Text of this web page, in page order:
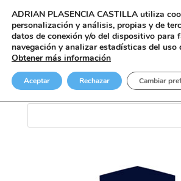
Blog Classic
ADRIAN PLASENCIA CASTILLA utiliza
personalización y análisis, propias y de
datos de conexión y/o del dispositivo para
navegación y analizar estadísticas del uso
Obtener más información
Aceptar Rechazar Cambiar